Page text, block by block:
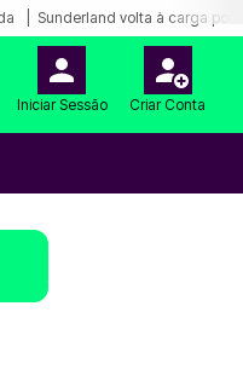
Sunderland volta à carga por
Iniciar Sessão Criar Conta